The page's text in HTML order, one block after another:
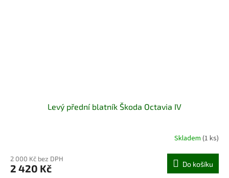
Levý přední blatník Škoda Octavia IV
Skladem (1 ks)
2 000 Kč bez DPH
2 420 Kč Do košíku